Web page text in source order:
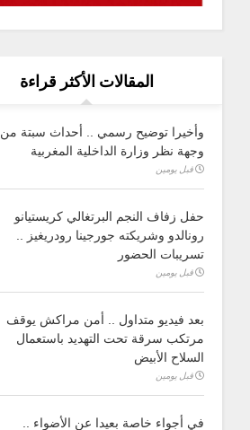
المقالات الأكثر قراءة
وأخيرا توضيح رسمي .. أحداث سبتة من
وجهة نظر وزارة الداخلية المغربية
قبل يومين
حفل زفاف النجم البرتغالي كريستيانو
رونالدو وشريكته جورجينا رودريغيز ..
تسريبات الحضور
قبل يومين
بعد فيديو متداول .. أمن مراكش يوقف
مرتكب سرقة تحت التهديد باستعمال
السلاح الأبيض
قبل يومين
في أجواء خاصة بعيدا عن الأضواء ..